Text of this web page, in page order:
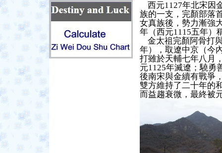
西元1127年北宋因
族的一支，完顏部落
女真族後， 勢力漸強
年（西元1115五年）
金太祖完顏阿骨打
年），取遼中京（今
打雖於天輔七年八月
元1125年滅遼；驍勇
後南宋與金續有戰爭
雙方維持了二十年的
而益趨衰微，最終被